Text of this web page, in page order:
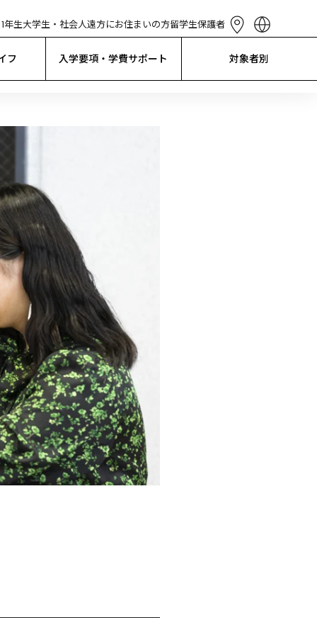
年生大学生・社会人遠方にお住まいの方留学生保護者
简体中文
フ 入学要項・学費サポート 対象者別